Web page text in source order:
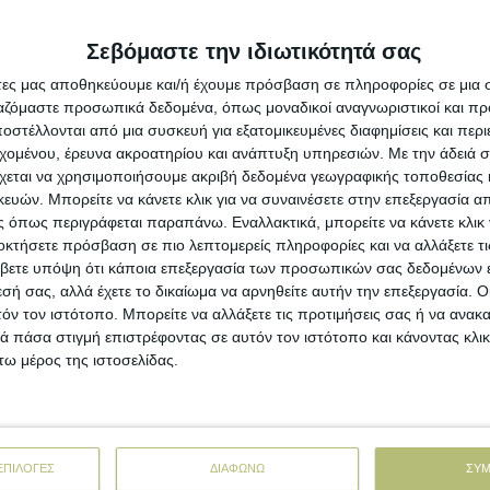
Σεβόμαστε την ιδιωτικότητά σας
μας αποθηκεύουμε και/ή έχουμε πρόσβαση σε πληροφορίες σε
προσωπικά δεδομένα, όπως μοναδικοί αναγνωριστικοί και
από μια συσκευή για εξατομικευμένες διαφημίσεις και
έρευνα ακροατηρίου και ανάπτυξη υπηρεσιών. Με την άδειά
να χρησιμοποιήσουμε ακριβή δεδομένα γεωγραφικής τοποθεσίας
Μπορείτε να κάνετε κλικ για να συναινέσετε στην επεξεργασία
περιγράφεται παραπάνω. Εναλλακτικά, μπορείτε να κάνετε κλικ
πρόσβαση σε πιο λεπτομερείς πληροφορίες και να αλλάξετε
υπόψη ότι κάποια επεξεργασία των προσωπικών σας δεδομένων
σας, αλλά έχετε το δικαίωμα να αρνηθείτε αυτήν την επεξεργασία.
τον ιστότοπο. Μπορείτε να αλλάξετε τις προτιμήσεις σας ή να
στιγμή επιστρέφοντας σε αυτόν τον ιστότοπο και κάνοντας
μέρος της ιστοσελίδας.
ΔΙΑΦΩΝΩ
σε σχέση με το 2022. Παρόμοια ήταν και
οποίες μειώθηκαν κατά 17,7% από €
€ 6.307,4 εκατ. το 2023.Το εμπορικό
κατά € 331,7 εκατ., δηλαδή 11,3% και
έναντι των € 2,936.7 εκατ. του έτους 2022.
και όταν δεν λαμβάνουμε υπόψη τα
των εξαγωγών για τον Δεκέμβριο του 2023
και εμφανίζει μείωση 20,9%, δηλαδή €
με την αντίστοιχη περσινή περίοδο. Το ύψος
στα € 4.611,4 εκατ. μειωμένες κατά 13,7%,
σύγκριση με τον Δεκέμβριο του 2022. Η
ελλείμματος κυμαίνεται στο 2,9%, δηλαδή
€ 2.119,4 εκατ. τον Δεκέμβριο του 2022.
συναλλαγές της Ελλάδος, στο
μια μείωση στην αξία τόσο των
€ 4.848,2 εκατ. σε σχέση με το
και των εισαγωγών, κατά 13,3% δηλαδή €
μείωση των εισαγωγών σε σχέση με